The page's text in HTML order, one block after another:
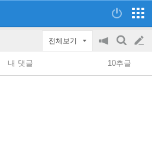
전체보기
공
지
on/off
검
색
글
쓰
내 댓글 10추글